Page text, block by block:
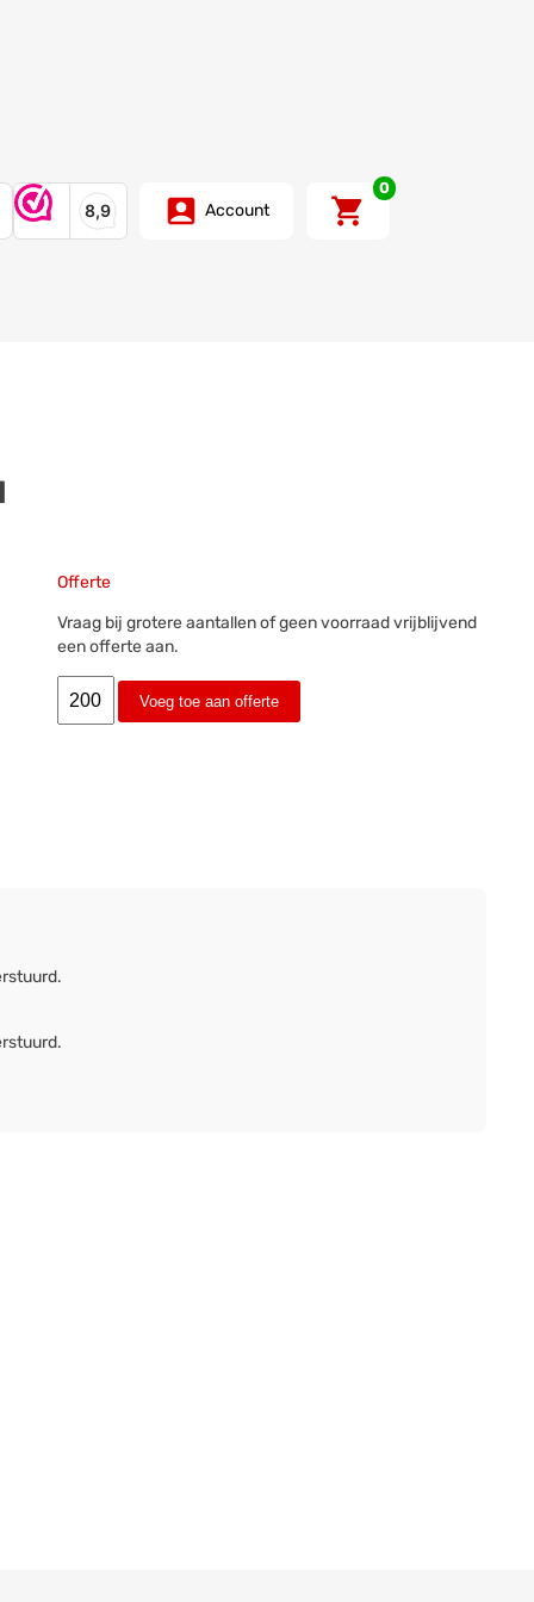
Account
0
Offerte
Vraag bij grotere aantallen of geen voorraad vrijblijvend
een offerte aan.
Voeg toe aan offerte